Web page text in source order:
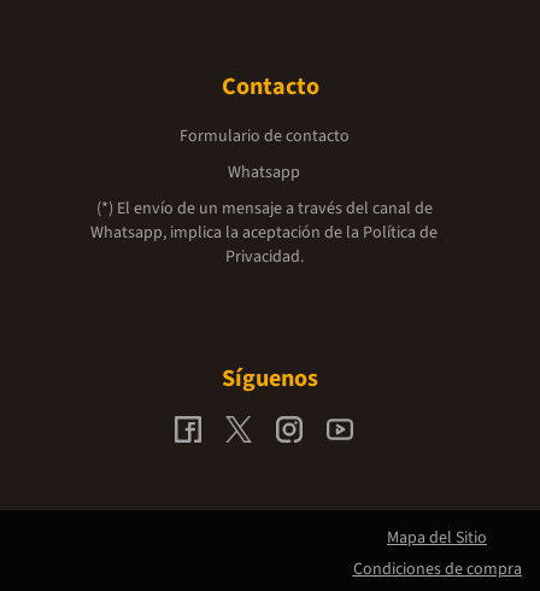
Contacto
Formulario de contacto
Whatsapp
(*) El envío de un mensaje a través del canal de
Whatsapp, implica la aceptación de la Política de
Privacidad.
Síguenos
Mapa del Sitio
Condiciones de compra